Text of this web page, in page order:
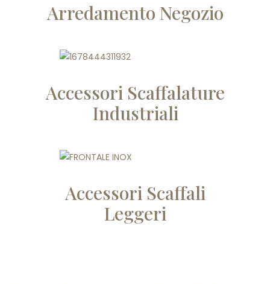
Arredamento Negozio
Accessori Scaffalature
Industriali
Accessori Scaffali
Leggeri